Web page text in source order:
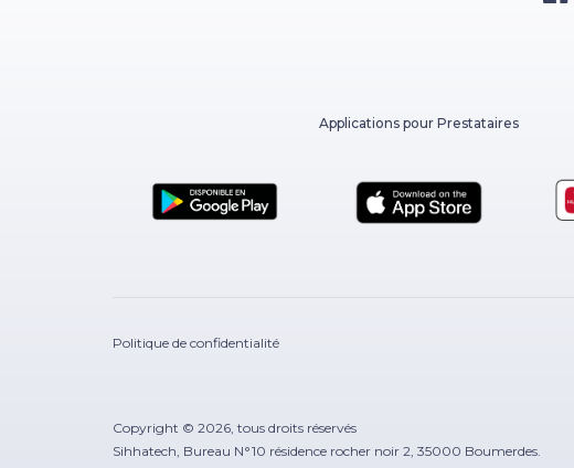
Applications pour Prestataires
Politique de confidentialité
Copyright © 2026, tous droits réservés
Sihhatech, Bureau N°10 résidence rocher noir 2, 35000 Boumerdes.